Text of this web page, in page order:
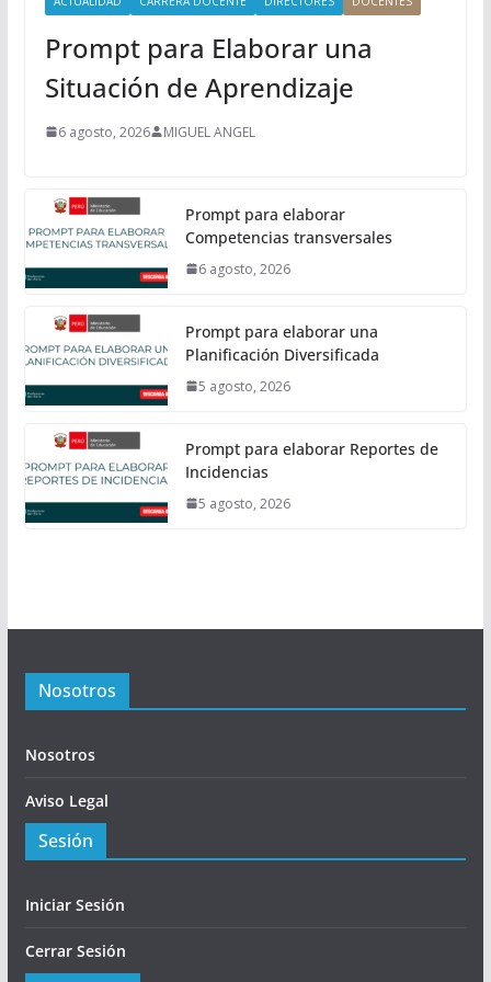
Prompt para Elaborar una
Situación de Aprendizaje
6 agosto, 2026 MIGUEL ANGEL
Prompt para elaborar
Competencias transversales
6 agosto, 2026
Prompt para elaborar una
Planificación Diversificada
5 agosto, 2026
Prompt para elaborar Reportes de
Incidencias
5 agosto, 2026
Nosotros
Nosotros
Aviso Legal
Sesión
Iniciar Sesión
Cerrar Sesión